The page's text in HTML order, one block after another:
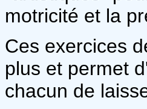
motricité et la
Ces exercices
plus et permet
chacun de